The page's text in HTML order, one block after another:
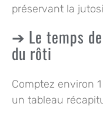
préservant la
Le temps
du rôti
Comptez environ
un tableau